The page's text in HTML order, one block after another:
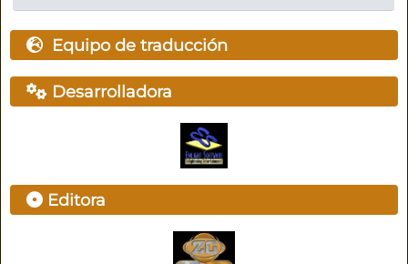
Equipo de traducción
Desarrolladora
Editora